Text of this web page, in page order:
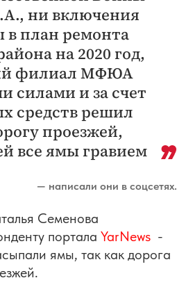
ни включения
в план ремонта
на 2020 год,
филиал МФЮА
силами и за счет
средств решил
проезжей,
все ямы гравием
— написали они в соцсетях.
Семенова
портала YarNews -
ямы, так как дорога